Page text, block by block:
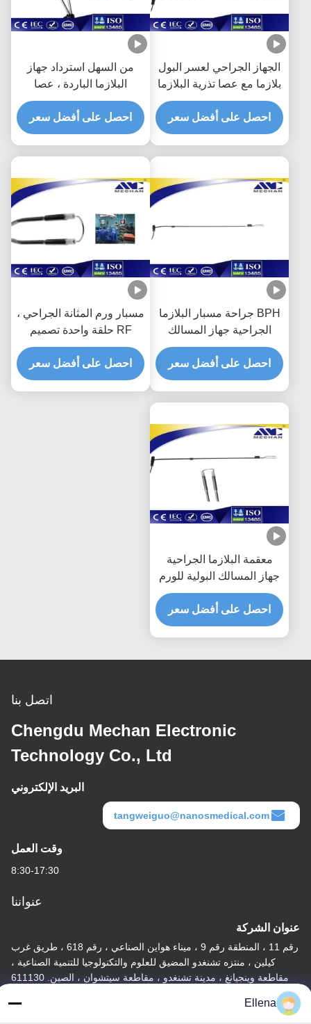
الجهاز الجراحي لعسر البول
بلازما مع عصا تذرية البلازما
والقطب
احصل على أفضل سعر
من السهل استرداد جهاز
البلازما الباردة ، عصا
الاستئصال البلازما الكهربائية
للحصول على البطن
احصل على أفضل سعر
BPH جراحة مسبار البلازما
الجراحية جهاز المسالك
البولية لسرطان المثانة
احصل على أفضل سعر
مسبار ورم المثانة الجراحي ،
RF حلقة واحدة تصميم
ISO13485 مصدق
احصل على أفضل سعر
معقمة البلازما الجراحية
جهاز المسالك البولية للورم
المثانة
احصل على أفضل سعر
اتصل بنا
Chengdu Mechan Electronic
Technology Co., Ltd
البريد الإلكتروني
tangweiguo@nanosmedical.com
وقت العمل
8:30-17:30
عنواننا
عنوان الشركة
رقم 11 ، المنطقة رقم 9 ، ميناء هواين الصناعي ، رقم 618 ، طريق غرب
كيلين ، منتزه تشنغدو المضيق للعلوم والتكنولوجيا للتنمية الصناعية ،
مقاطعة وينجيانغ ، مدينة تشنغدو ، مقاطعة سيتشوان ، الصين. 611130
عنوان المصنع
Ellena